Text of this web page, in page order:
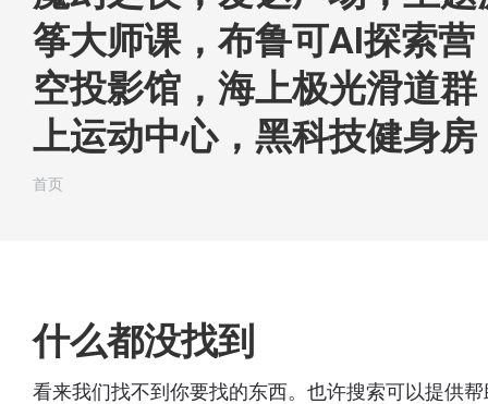
筝大师课，布鲁可AI探索
空投影馆，海上极光滑道
上运动中心，黑科技健身
您在这里：
首页
什么都没找到
看来我们找不到你要找的东西。也许搜索可以提供帮